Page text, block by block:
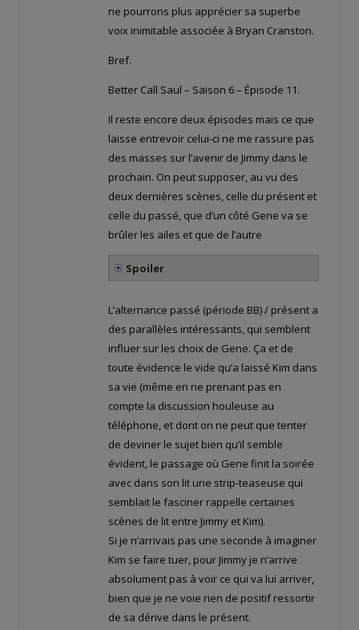
ne pourrons plus apprécier sa superbe
voix inimitable associée à Bryan Cranston.
Bref.
Better Call Saul – Saison 6 – Épisode 11.
Il reste encore deux épisodes mais ce que
laisse entrevoir celui-ci ne me rassure pas
des masses sur l’avenir de Jimmy dans le
prochain. On peut supposer, au vu des
deux dernières scènes, celle du présent et
celle du passé, que d’un côté Gene va se
brûler les ailes et que de l’autre
Spoiler
L’alternance passé (période BB) / présent a
des parallèles intéressants, qui semblent
influer sur les choix de Gene. Ça et de
toute évidence le vide qu’a laissé Kim dans
sa vie (même en ne prenant pas en
compte la discussion houleuse au
téléphone, et dont on ne peut que tenter
de deviner le sujet bien qu’il semble
évident, le passage où Gene finit la soirée
avec dans son lit une strip-teaseuse qui
semblait le fasciner rappelle certaines
scènes de lit entre Jimmy et Kim).
Si je n’arrivais pas une seconde à imaginer
Kim se faire tuer, pour Jimmy je n’arrive
absolument pas à voir ce qui va lui arriver,
bien que je ne voie rien de positif ressortir
de sa dérive dans le présent.